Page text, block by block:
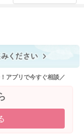
アプリで今すぐ相談／